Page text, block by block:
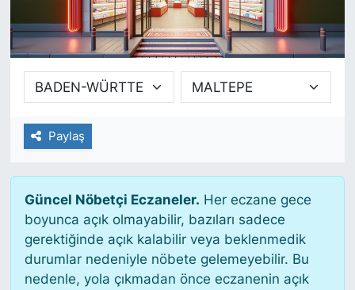
Paylaş
Güncel Nöbetçi Eczaneler. Her eczane gece
boyunca açık olmayabilir, bazıları sadece
gerektiğinde açık kalabilir veya beklenmedik
durumlar nedeniyle nöbete gelemeyebilir. Bu
nedenle, yola çıkmadan önce eczanenin açık
SİYASET
SAĞLIK